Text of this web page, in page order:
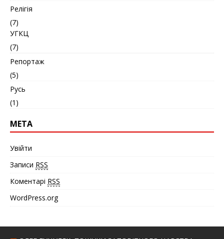
Релігія
(7)
УГКЦ
(7)
Репортаж
(5)
Русь
(1)
МЕТА
Увійти
Записи RSS
Коментарі RSS
WordPress.org